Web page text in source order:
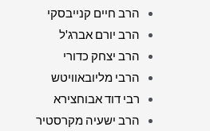
הרב חיים קנייבסקי
הרב יורם אברג'ל
הרב יצחק כדורי
הרבי מליובאוויטש
רבי דוד אבוחצירא
הרב ישעיה מקרסטיר